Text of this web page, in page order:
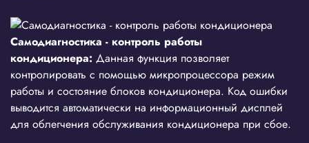
Самодиагностика - контроль работы
кондиционера: Данная функция позволяет
контролировать с помощью микропроцессора режим
работы и состояние блоков кондиционера. Код ошибки
выводится автоматически на информационный дисплей
для облегчения обслуживания кондиционера при сбое.